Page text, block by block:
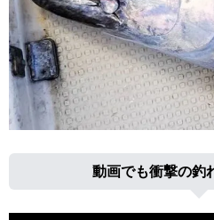
動画でも衝撃の釣